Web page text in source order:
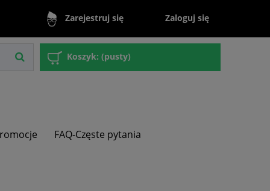
Zarejestruj się Zaloguj się
Koszyk: (pusty)
FAQ-Częste pytania